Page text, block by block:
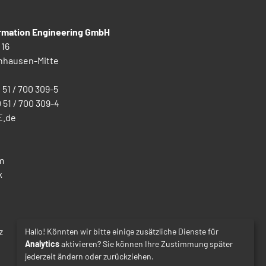
Engineering GmbH
Mitte
51 / 700 309-5
51 / 700 309-4
Hallo! Könnten wir bitte einige zusätzliche Dienste für
Analyticsaktivieren? Sie können Ihre Zustimmung später
jederzeit ändern oder zurückziehen.